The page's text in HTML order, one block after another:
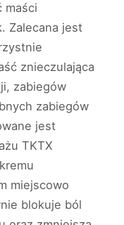
maści
Zalecana jest
znieczulająca
zabiegów
zabiegów
jest
TKTX
miejscowo
blokuje ból